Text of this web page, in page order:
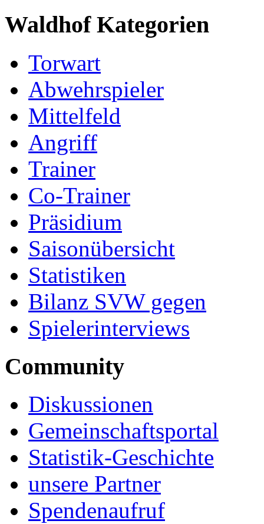
Waldhof Kategorien
Torwart
Abwehrspieler
Mittelfeld
Angriff
Trainer
Co-Trainer
Präsidium
Saisonübersicht
Statistiken
Bilanz SVW gegen
Spielerinterviews
Community
Diskussionen
Gemeinschaftsportal
Statistik-Geschichte
unsere Partner
Spendenaufruf